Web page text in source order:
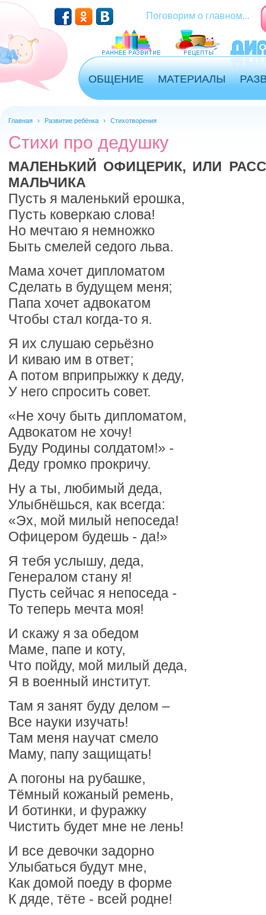
Перейти к основному содержанию
Поговорим о главном...
ОБЩЕНИЕ МАТЕРИАЛЫ
Главная › Развитие ребёнка › Стихотворения
Стихи про дедушку
МАЛЕНЬКИЙ ОФИЦЕРИК, ИЛИ
МАЛЬЧИКА
Пусть я маленький ерошка,
Пусть коверкаю слова!
Но мечтаю я немножко
Быть смелей седого льва.
Мама хочет дипломатом
Сделать в будущем меня;
Папа хочет адвокатом
Чтобы стал когда-то я.
Я их слушаю серьёзно
И киваю им в ответ;
А потом вприпрыжку к деду,
У него спросить совет.
«Не хочу быть дипломатом,
Адвокатом не хочу!
Буду Родины солдатом!» -
Деду громко прокричу.
Ну а ты, любимый деда,
Улыбнёшься, как всегда:
«Эх, мой милый непоседа!
Офицером будешь - да!»
Я тебя услышу, деда,
Генералом стану я!
Пусть сейчас я непоседа -
То теперь мечта моя!
И скажу я за обедом
Маме, папе и коту,
Что пойду, мой милый деда,
Я в военный институт.
Там я занят буду делом –
Все науки изучать!
Там меня научат смело
Маму, папу защищать!
А погоны на рубашке,
Тёмный кожаный ремень,
И ботинки, и фуражку
Чистить будет мне не лень!
И все девочки задорно
Улыбаться будут мне,
Как домой поеду в форме
К дяде, тёте - всей родне!